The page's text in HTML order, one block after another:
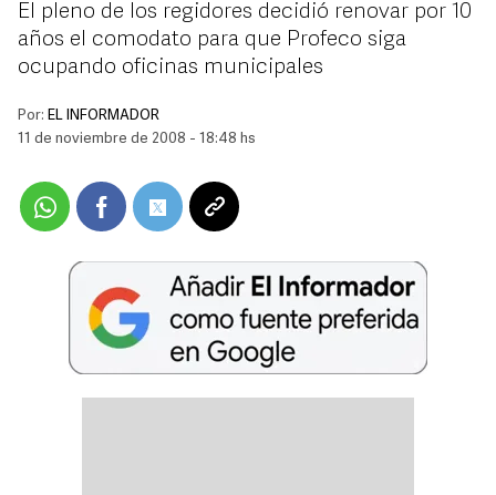
El pleno de los regidores decidió renovar por 10
años el comodato para que Profeco siga
ocupando oficinas municipales
Por: EL INFORMADOR
11 de noviembre de 2008 - 18:48 hs